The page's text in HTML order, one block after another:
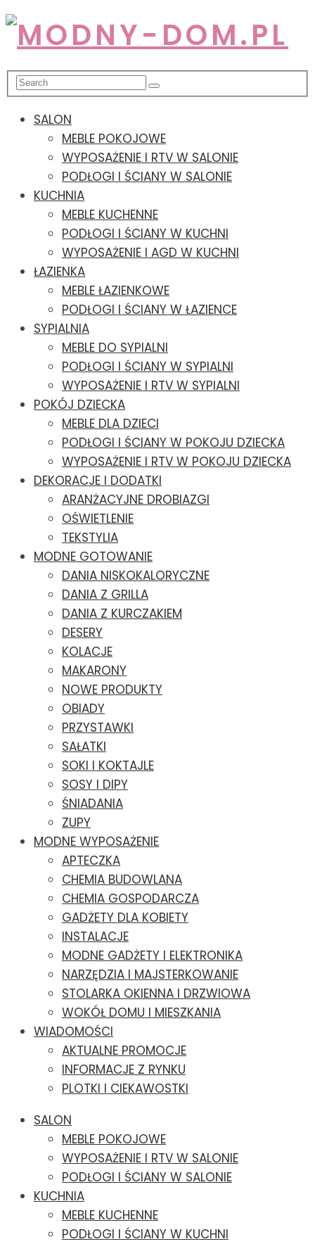
SALON
MEBLE POKOJOWE
WYPOSAŻENIE I RTV W SALONIE
PODŁOGI I ŚCIANY W SALONIE
KUCHNIA
MEBLE KUCHENNE
PODŁOGI I ŚCIANY W KUCHNI
WYPOSAŻENIE I AGD W KUCHNI
ŁAZIENKA
MEBLE ŁAZIENKOWE
PODŁOGI I ŚCIANY W ŁAZIENCE
SYPIALNIA
MEBLE DO SYPIALNI
PODŁOGI I ŚCIANY W SYPIALNI
WYPOSAŻENIE I RTV W SYPIALNI
POKÓJ DZIECKA
MEBLE DLA DZIECI
PODŁOGI I ŚCIANY W POKOJU DZIECKA
WYPOSAŻENIE I RTV W POKOJU DZIECKA
DEKORACJE I DODATKI
ARANŻACYJNE DROBIAZGI
OŚWIETLENIE
TEKSTYLIA
MODNE GOTOWANIE
DANIA NISKOKALORYCZNE
DANIA Z GRILLA
DANIA Z KURCZAKIEM
DESERY
KOLACJE
MAKARONY
NOWE PRODUKTY
OBIADY
PRZYSTAWKI
SAŁATKI
SOKI I KOKTAJLE
SOSY I DIPY
ŚNIADANIA
ZUPY
MODNE WYPOSAŻENIE
APTECZKA
CHEMIA BUDOWLANA
CHEMIA GOSPODARCZA
GADŻETY DLA KOBIETY
INSTALACJE
MODNE GADŻETY I ELEKTRONIKA
NARZĘDZIA I MAJSTERKOWANIE
STOLARKA OKIENNA I DRZWIOWA
WOKÓŁ DOMU I MIESZKANIA
WIADOMOŚCI
AKTUALNE PROMOCJE
INFORMACJE Z RYNKU
PLOTKI I CIEKAWOSTKI
SALON
MEBLE POKOJOWE
WYPOSAŻENIE I RTV W SALONIE
PODŁOGI I ŚCIANY W SALONIE
KUCHNIA
MEBLE KUCHENNE
PODŁOGI I ŚCIANY W KUCHNI